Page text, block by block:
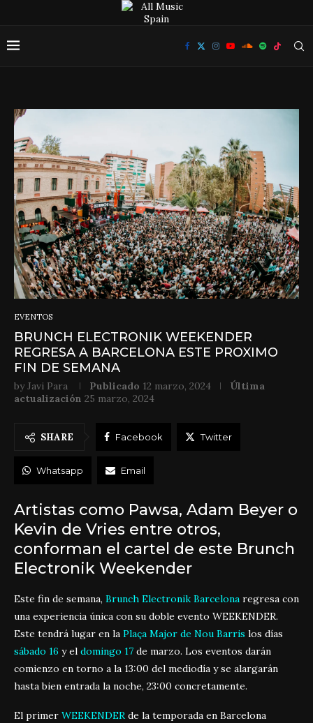
EVENTOS
BRUNCH ELECTRONIK WEEKENDER
REGRESA A BARCELONA ESTE PROXIMO
FIN DE SEMANA
byJavi Para Publicado 12 marzo, 2024
Última
actualización 25 marzo, 2024
SHARE Facebook Twitter
Whatsapp Email
Artistas como Pawsa, Adam Beyer o
Kevin de Vries entre otros,
conforman el cartel de este Brunch
Electronik Weekender
Este fin de semana, Brunch Electronik Barcelona regresa con
una experiencia única con su doble evento WEEKENDER.
Este tendrá lugar en la Plaça Major de Nou Barris los días
sábado 16 y el domingo 17 de marzo. Los eventos darán
comienzo en torno a la 13:00 del mediodía y se alargarán
hasta bien entrada la noche, 23:00 concretamente.
El primer WEEKENDER de la temporada en Barcelona